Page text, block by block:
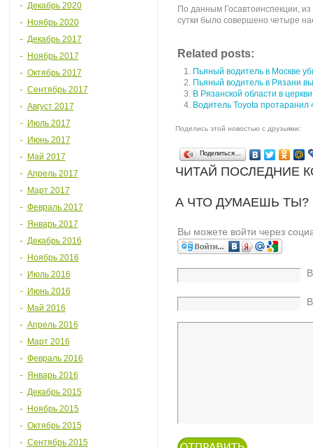
Декабрь 2020
Ноябрь 2020
Декабрь 2017
Ноябрь 2017
Октябрь 2017
Сентябрь 2017
Август 2017
Июль 2017
Июнь 2017
Май 2017
Апрель 2017
Март 2017
Февраль 2017
Январь 2017
Декабрь 2016
Ноябрь 2016
Июль 2016
Июнь 2016
Май 2016
Апрель 2016
Март 2016
Февраль 2016
Январь 2016
Декабрь 2015
Ноябрь 2015
Октябрь 2015
Сентябрь 2015
По данным Госавтоинспекции,
сутки было совершено четыре
Related posts:
Пьяный водитель в Москве
Пьяный водитель в Рязани
В Рязанской области в
Водитель Toyota
Поделись этой новостью с друзьями:
Поделиться…
ЧИТАЙ ПОСЛЕДНИЕ
А ЧТО ДУМАЕШЬ
Вы можете войти через